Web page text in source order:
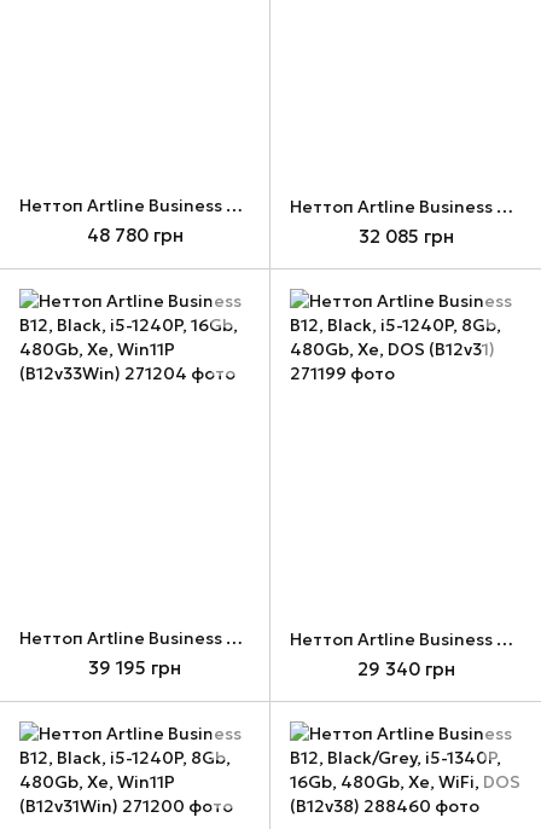
Неттоп Artline Business B12, Black, i5-1240P, 16Gb, 1Tb, Xe, Win11P (B12v35Win)
48 780 грн
Неттоп Artline Business B12, Black, i5-1240P, 16Gb, 480Gb, Xe, DOS (B12v33)
32 085 грн
Неттоп Artline Business B12, Black, i5-1240P, 16Gb, 480Gb, Xe, Win11P (B12v33Win)
39 195 грн
Неттоп Artline Business B12, Black, i5-1240P, 8Gb, 480Gb, Xe, DOS (B12v31)
29 340 грн